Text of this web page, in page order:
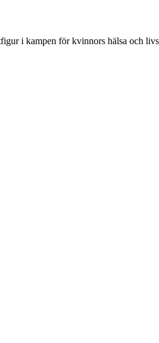
i kampen för kvinnors hälsa och